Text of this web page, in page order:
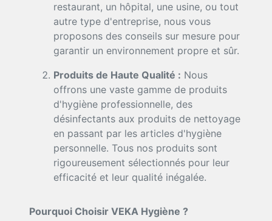
restaurant, un hôpital, une usine, ou tout
autre type d'entreprise, nous vous
proposons des conseils sur mesure pour
garantir un environnement propre et sûr.
Produits de Haute Qualité : Nous
offrons une vaste gamme de produits
d'hygiène professionnelle, des
désinfectants aux produits de nettoyage
en passant par les articles d'hygiène
personnelle. Tous nos produits sont
rigoureusement sélectionnés pour leur
efficacité et leur qualité inégalée.
Pourquoi Choisir VEKA Hygiène ?